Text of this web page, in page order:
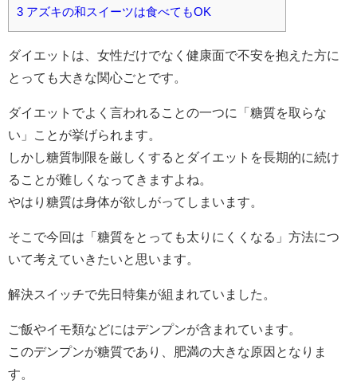
3 アズキの和スイーツは食べてもOK
ダイエットは、女性だけでなく健康面で不安を抱えた方に
とっても大きな関心ごとです。
ダイエットでよく言われることの一つに「糖質を取らな
い」ことが挙げられます。
しかし糖質制限を厳しくするとダイエットを長期的に続け
ることが難しくなってきますよね。
やはり糖質は身体が欲しがってしまいます。
そこで今回は「糖質をとっても太りにくくなる」方法につ
いて考えていきたいと思います。
解決スイッチで先日特集が組まれていました。
ご飯やイモ類などにはデンプンが含まれています。
このデンプンが糖質であり、肥満の大きな原因となりま
す。